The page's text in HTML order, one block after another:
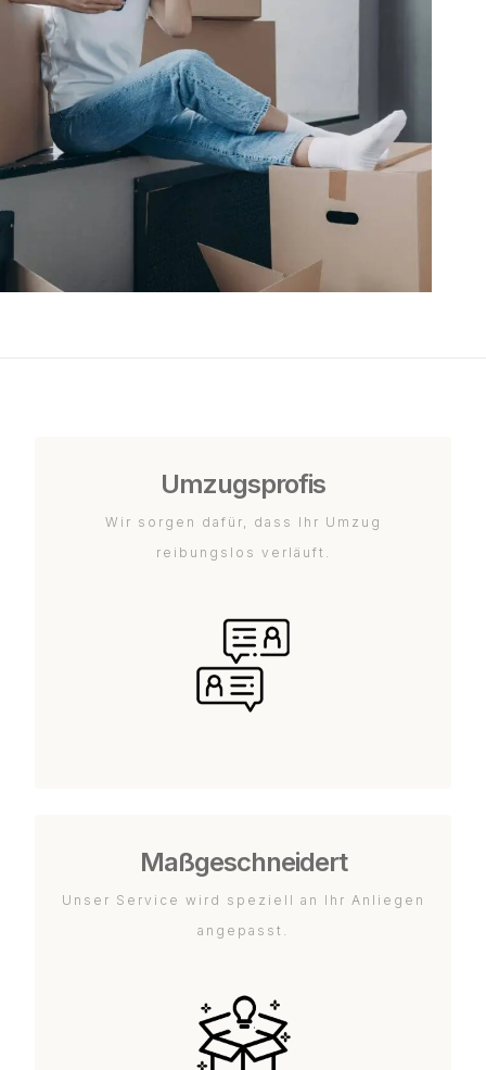
Umzugsprofis
Wir sorgen dafür, dass Ihr Umzug
reibungslos verläuft.
Maßgeschneidert
Unser Service wird speziell an Ihr Anliegen
angepasst.